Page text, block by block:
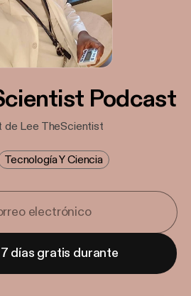
Podcast
de Lee TheScientist
Tecnología Y Ciencia
días gratis durante